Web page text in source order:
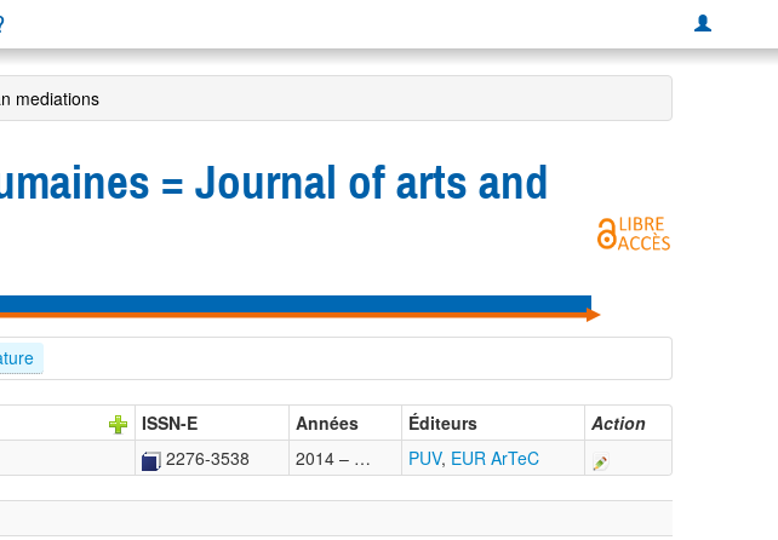
mediations
= Journal of arts and
ISSN-E Années Éditeurs
Action
2276-3538 2014 – … PUV, EUR ArTeC